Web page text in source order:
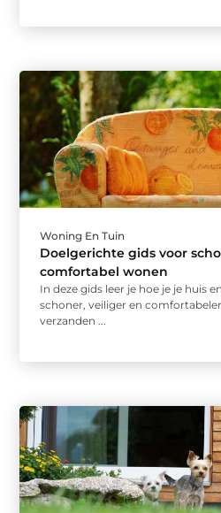
Woning En Tuin
Doelgerichte gids voor
comfortabel wonen
In deze gids leer je hoe je je huis
schoner, veiliger en
verzanden ...